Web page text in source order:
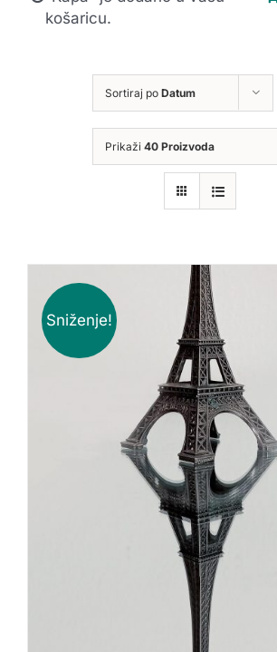
košaricu.
Sortiraj po Datum
Prikaži 40 Proizvoda
Sniženje!